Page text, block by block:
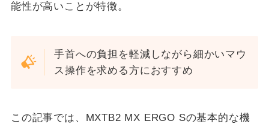
能性が高いことが特徴。
手首への負担を軽減しながら細かいマウ
ス操作を求める方におすすめ
この記事では、MXTB2 MX ERGO Sの基本的な機